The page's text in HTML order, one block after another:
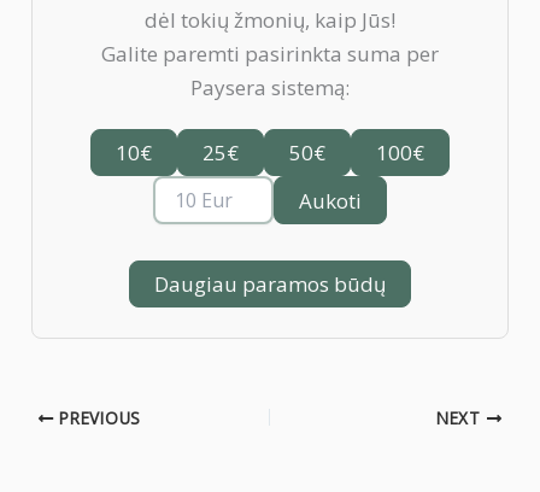
dėl tokių žmonių, kaip Jūs!
Galite paremti pasirinkta suma per
Paysera sistemą:
10€ 25€ 50€
100€
Aukoti
Daugiau paramos būdų
PREVIOUS NEXT